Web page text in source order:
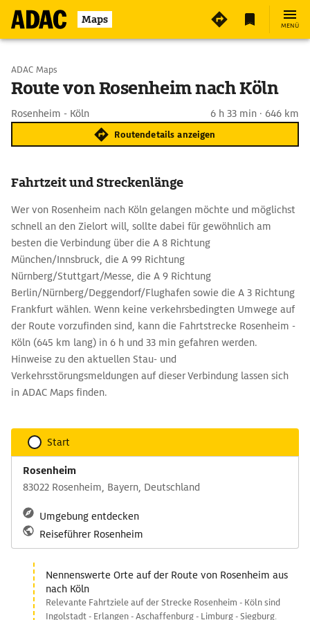
Maps MENÜ
Start wählen
ADAC Maps
Route von Rosenheim nach Köln
Rosenheim - Köln 6 h 33 min · 646 km
Routendetails anzeigen
Fahrtzeit und Streckenlänge
Wer von Rosenheim nach Köln gelangen möchte und möglichst
schnell an den Zielort will, sollte dabei für gewöhnlich am
besten die Verbindung über die A 8 Richtung
München/Innsbruck, die A 99 Richtung
Nürnberg/Stuttgart/Messe, die A 9 Richtung
Berlin/Nürnberg/Deggendorf/Flughafen sowie die A 3 Richtung
Frankfurt wählen. Wenn keine verkehrsbedingten Umwege auf
der Route vorzufinden sind, kann die Fahrtstrecke Rosenheim -
Köln (645 km lang) in 6 h und 33 min gefahren werden.
Hinweise zu den aktuellen Stau- und
Verkehrsstörungsmeldungen auf dieser Verbindung lassen sich
in ADAC Maps finden.
Start
Rosenheim
83022 Rosenheim, Bayern, Deutschland
Umgebung entdecken
Reiseführer Rosenheim
Nennenswerte Orte auf der Route von Rosenheim aus
nach Köln
Relevante Fahrtziele auf der Strecke Rosenheim - Köln sind
Ingolstadt - Erlangen - Aschaffenburg - Limburg - Siegburg.